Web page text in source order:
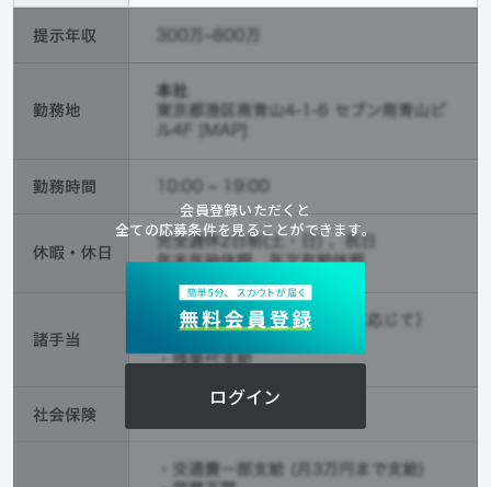
会員登録いただくと
全ての応募条件を見ることができます。
ログイン